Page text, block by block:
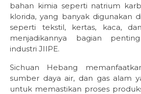
bahan kimia seperti natrium
klorida, yang banyak digunakan
seperti tekstil, kertas, kaca,
menjadikannya bagian
industri JIIPE.
Sichuan Hebang
sumber daya air, dan gas alam
untuk memastikan proses